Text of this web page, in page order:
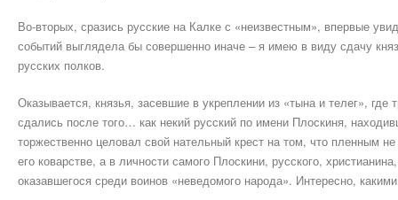
Во-вторых, сразись русские на Калке с «неизвестным», впервые
событий выглядела бы совершенно иначе – я имею в виду сдачу
русских полков.
Оказывается, князья, засевшие в укреплении из «тына и телег», где
сдались после того… как некий русский по имени Плоскиня,
торжественно целовал свой нательный крест на том, что пленным
его коварстве, а в личности самого Плоскини, русского,
оказавшегося среди воинов «неведомого народа». Интересно,